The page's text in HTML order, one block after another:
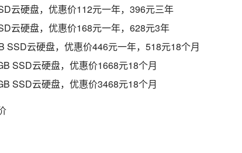
云硬盘，优惠价112元一年，396元三年
云硬盘，优惠价168元一年，628元3年
SSD云硬盘，优惠价446元一年，518元18个月
SSD云硬盘，优惠价1668元18个月
SSD云硬盘，优惠价3468元18个月